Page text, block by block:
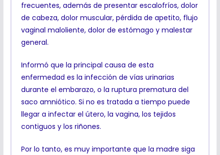
frecuentes, además de presentar escalofríos, dolor
de cabeza, dolor muscular, pérdida de apetito, flujo
vaginal maloliente, dolor de estómago y malestar
general.
Informó que la principal causa de esta
enfermedad es la infección de vías urinarias
durante el embarazo, o la ruptura prematura del
saco amniótico. Si no es tratada a tiempo puede
llegar a infectar el útero, la vagina, los tejidos
contiguos y los riñones.
Por lo tanto, es muy importante que la madre siga